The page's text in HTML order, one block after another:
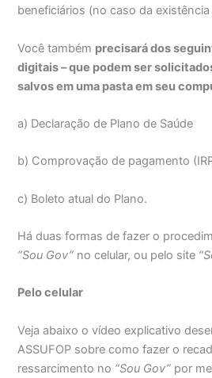
beneficiários (no caso da
Você também precisará dos
digitais – que podem ser
salvos em uma pasta em seu
a) Declaração de Plano de Saúde
b) Comprovação de pagamento
c) Boleto atual do Plano.
Há duas formas de fazer o
“Sou Gov” no celular, ou pelo site
Pelo celular
Veja abaixo o vídeo explicativo
ASSUFOP sobre como fazer o
ressarcimento no “Sou Gov” por